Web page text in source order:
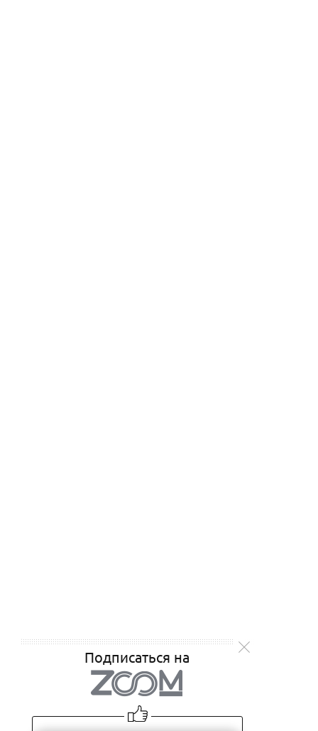
Подписаться на